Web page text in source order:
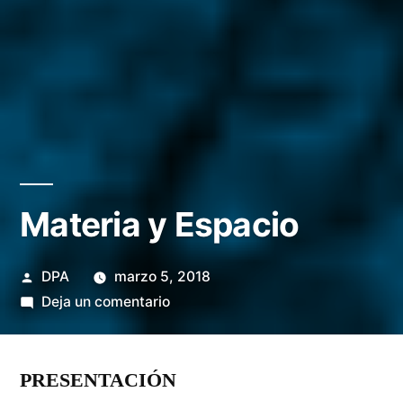
Materia y Espacio
Publicado
por
DPA
marzo 5, 2018
Deja un comentarioen
Espacio
PRESENTACIÓN